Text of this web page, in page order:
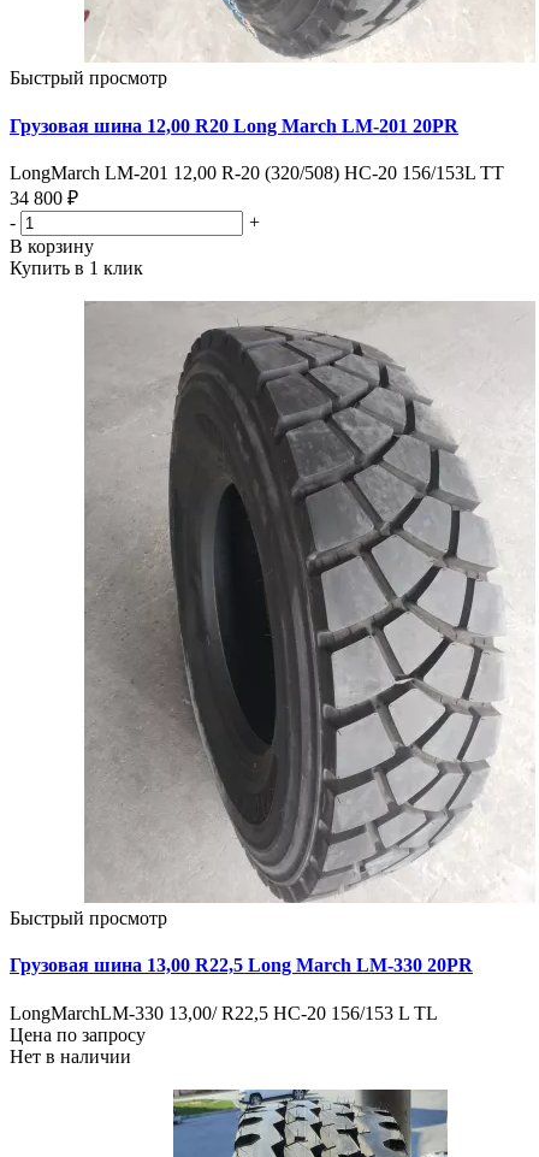
Быстрый просмотр
Грузовая шина 12,00 R20 Long March LM-201 20PR
LongMarch LM-201 12,00 R-20 (320/508) HC-20 156/153L TT
34 800 ₽
-
+
В корзину
Купить в 1 клик
Быстрый просмотр
Грузовая шина 13,00 R22,5 Long March LM-330 20PR
LongMarchLM-330 13,00/ R22,5 HC-20 156/153 L TL
Цена по запросу
Нет в наличии